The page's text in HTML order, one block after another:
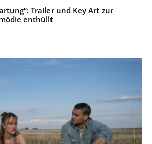
Trailer und Key Art zur
enthüllt